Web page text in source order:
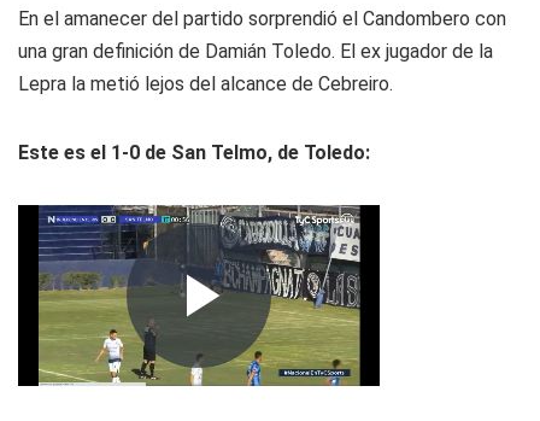
En el amanecer del partido sorprendió el Candombero con
una gran definición de Damián Toledo. El ex jugador de la
Lepra la metió lejos del alcance de Cebreiro.
Este es el 1-0 de San Telmo, de Toledo: